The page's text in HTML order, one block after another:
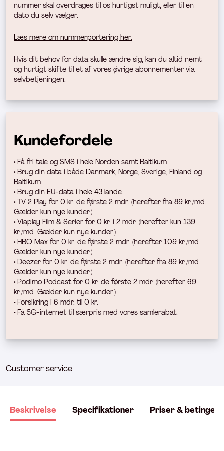
nummer skal overdrages til os hurtigst muligt, eller til en
dato du selv vælger.
Læs mere om nummerportering her.
Hvis dit behov for data skulle ændre sig, kan du altid nemt
og hurtigt skifte til et af vores øvrige abonnementer via
selvbetjeningen.
Kundefordele
• Få fri tale og SMS i hele Norden samt Baltikum.
• Brug din datai både Danmark, Norge, Sverige, Finland og
Baltikum.
• Brug din EU-datai hele 43 lande.
• TV 2 Play for 0 kr. de første 2 mdr. (herefter fra 89 kr./md.
Gælder kun nye kunder.)
• Viaplay Film & Serier for 0 kr. i 2 mdr. (herefter kun 139
kr./md. Gælder kun nye kunder.)
• HBO Max for 0 kr. de første 2 mdr. (herefter 109 kr./md.
Gælder kun nye kunder.)
• Deezer for 0 kr. de første 2 mdr. (herefter fra 89 kr./md.
Gælder kun nye kunder.)
• Podimo Podcast for 0 kr. de første 2 mdr. (herefter 69
kr./md. Gælder kun nye kunder.)
• Forsikring i 6 mdr. til 0 kr.
• Få 5G-internet til særpris med vores samlerabat.
Customer service
Beskrivelse Specifikationer Priser &